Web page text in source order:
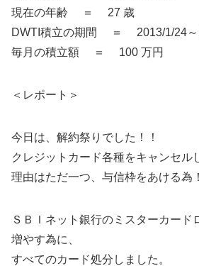
現在の年齢 ＝ 27 歳
DWTI積立の期間 ＝ 2013/1/24～
毎月の積立額 ＝ 100 万円
＜レポート＞
今日は、解約祭りでした！！
クレジットカード各種をキャンセル
理由はただ一つ、与信枠をあける為
ＳＢＩネット銀行のミスターカード
増やす為に、
すべてのカード処分しました。